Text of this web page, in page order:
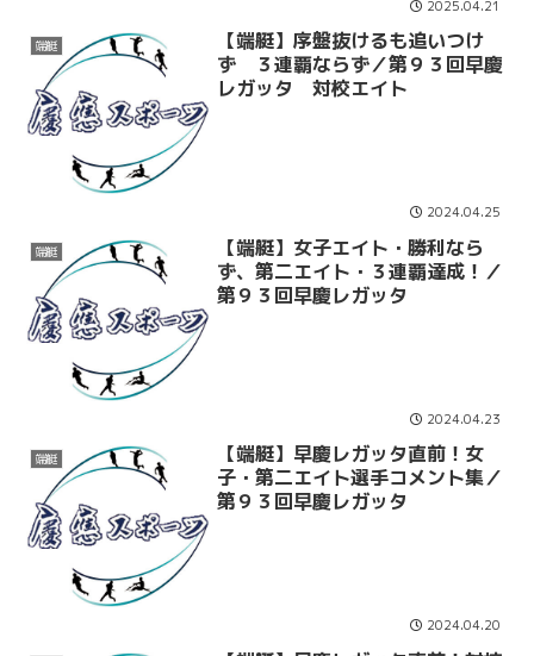
2025.04.21
端艇
【端艇】序盤抜けるも追いつけ
ず ３連覇ならず／第９３回早慶
レガッタ 対校エイト
2024.04.25
端艇
【端艇】女子エイト・勝利なら
ず、第二エイト・３連覇達成！／
第９３回早慶レガッタ
2024.04.23
端艇
【端艇】早慶レガッタ直前！女
子・第二エイト選手コメント集／
第９３回早慶レガッタ
2024.04.20